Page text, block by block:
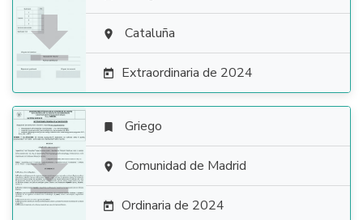
  Cataluña
 Extraordinaria de 2024

 Griego
 Comunidad de Madrid
 Ordinaria de 2024